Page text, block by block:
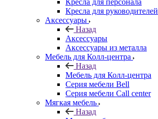
Кресла для персонала
Кресла для руководителей
Аксессуары
Назад
Аксессуары
Аксессуары из металла
Мебель для Колл-центра
Назад
Мебель для Колл-центра
Серия мебели Bell
Серия мебели Call center
Мягкая мебель
Назад